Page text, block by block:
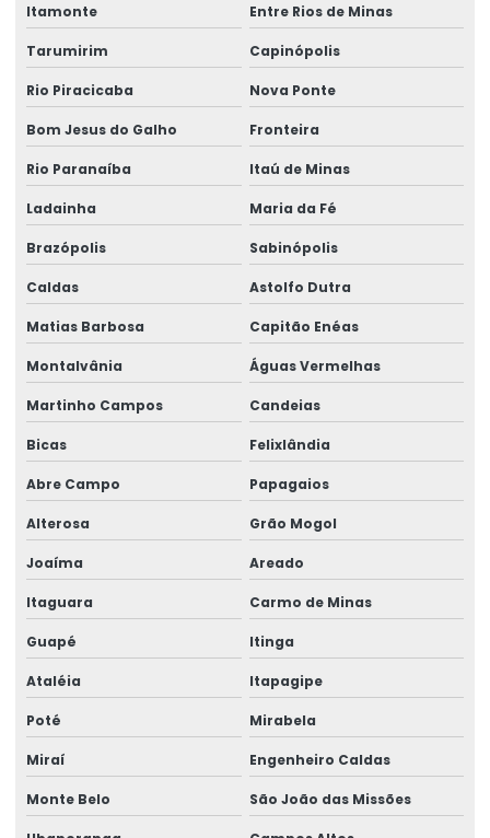
Itamonte Entre Rios de Minas
Tarumirim Capinópolis
Rio Piracicaba Nova Ponte
Bom Jesus do Galho Fronteira
Rio Paranaíba Itaú de Minas
Ladainha Maria da Fé
Brazópolis Sabinópolis
Caldas Astolfo Dutra
Matias Barbosa Capitão Enéas
Montalvânia Águas Vermelhas
Martinho Campos Candeias
Bicas Felixlândia
Abre Campo Papagaios
Alterosa Grão Mogol
Joaíma Areado
Itaguara Carmo de Minas
Guapé Itinga
Ataléia Itapagipe
Poté Mirabela
Miraí Engenheiro Caldas
Monte Belo São João das Missões